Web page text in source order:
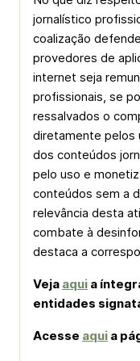
jornalístico
coalização
provedores de
internet seja
profissionais, se
ressalvados o
diretamente pelos
dos conteúdos
pelo uso e
conteúdos sem a
relevância desta
combate à
destaca a
Veja aqui a
entidades
Acesse aqui a